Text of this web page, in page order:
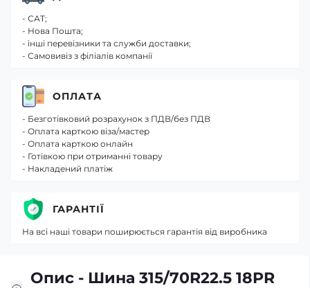
Опис - Шина 315/70R22.5 18PR
- САТ;
- Нова Пошта;
- інші перевізники та служби доставки;
- Самовивіз з філіалів компанії
ОПЛАТА
- Безготівковий розрахунок з ПДВ/без ПДВ
- Оплата карткою віза/мастер
- Оплата карткою онлайн
- Готівкою при отриманні товару
- Накладений платіж
ГАРАНТІЇ
На всі наші товари поширюється гарантія від виробника